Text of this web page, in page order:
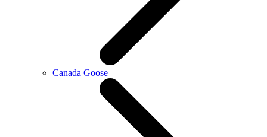
Canada Goose